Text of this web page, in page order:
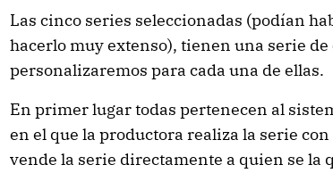
Las cinco series seleccionadas (podían
hacerlo muy extenso), tienen una serie
personalizaremos para cada una de ellas.
En primer lugar todas pertenecen al
en el que la productora realiza la serie
vende la serie directamente a quien se la